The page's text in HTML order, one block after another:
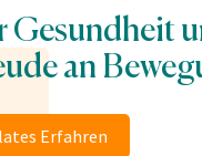
Gesundheit
an
Erfahren